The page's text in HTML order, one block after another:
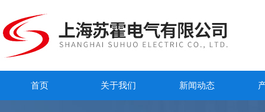
首页 关于我们 新闻动态